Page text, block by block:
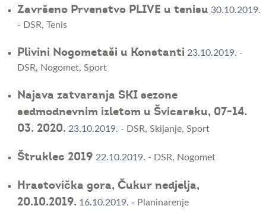
Završeno Prvenstvo PLIVE u tenisu 30.10.2019.
- DSR, Tenis
Plivini Nogometaši u Konstanti 23.10.2019. -
DSR, Nogomet, Sport
Najava zatvaranja SKI sezone
sedmodnevnim izletom u Švicarsku, 07-14.
03. 2020. 23.10.2019. - DSR, Skijanje, Sport
Štruklec 2019 22.10.2019. - DSR, Nogomet
Hrastovička gora, Čukur nedjelja,
20.10.2019. 16.10.2019. - Planinarenje